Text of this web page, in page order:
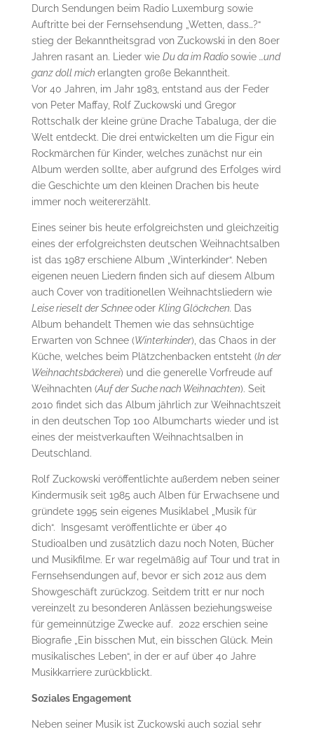
Durch Sendungen beim Radio Luxemburg sowie
Auftritte bei der Fernsehsendung „Wetten, dass…?“
stieg der Bekanntheitsgrad von Zuckowski in den 80er
Jahren rasant an. Lieder wie Du da im Radiosowie …und
ganz doll mich erlangten große Bekanntheit.
Vor 40 Jahren, im Jahr 1983, entstand aus der Feder
von Peter Maffay, Rolf Zuckowski und Gregor
Rottschalk der kleine grüne Drache Tabaluga, der die
Welt entdeckt. Die drei entwickelten um die Figur ein
Rockmärchen für Kinder, welches zunächst nur ein
Album werden sollte, aber aufgrund des Erfolges wird
die Geschichte um den kleinen Drachen bis heute
immer noch weitererzählt.
Eines seiner bis heute erfolgreichsten und gleichzeitig
eines der erfolgreichsten deutschen Weihnachtsalben
ist das 1987 erschiene Album „Winterkinder“. Neben
eigenen neuen Liedern finden sich auf diesem Album
auch Cover von traditionellen Weihnachtsliedern wie
Leise rieselt der Schneeoder Kling Glöckchen. Das
Album behandelt Themen wie das sehnsüchtige
Erwarten von Schnee (Winterkinder), das Chaos in der
Küche, welches beim Plätzchenbacken entsteht (In der
Weihnachtsbäckerei) und die generelle Vorfreude auf
Weihnachten (Auf der Suche nach Weihnachten). Seit
2010 findet sich das Album jährlich zur Weihnachtszeit
in den deutschen Top 100 Albumcharts wieder und ist
eines der meistverkauften Weihnachtsalben in
Deutschland.
Rolf Zuckowski veröffentlichte außerdem neben seiner
Kindermusik seit 1985 auch Alben für Erwachsene und
gründete 1995 sein eigenes Musiklabel „Musik für
dich“. Insgesamt veröffentlichte er über 40
Studioalben und zusätzlich dazu noch Noten, Bücher
und Musikfilme. Er war regelmäßig auf Tour und trat in
Fernsehsendungen auf, bevor er sich 2012 aus dem
Showgeschäft zurückzog. Seitdem tritt er nur noch
vereinzelt zu besonderen Anlässen beziehungsweise
für gemeinnützige Zwecke auf. 2022 erschien seine
Biografie „Ein bisschen Mut, ein bisschen Glück. Mein
musikalisches Leben“, in der er auf über 40 Jahre
Musikkarriere zurückblickt.
Soziales Engagement
Neben seiner Musik ist Zuckowski auch sozial sehr